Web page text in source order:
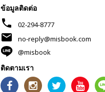
ข้อมูลติดต่อ
phone 02-294-8777
mail
no-reply@misbook.com
@misbook
ติดตามเรา